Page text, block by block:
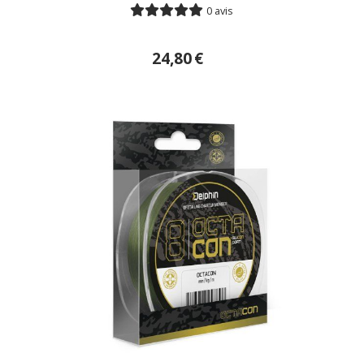
0 avis
24,80€